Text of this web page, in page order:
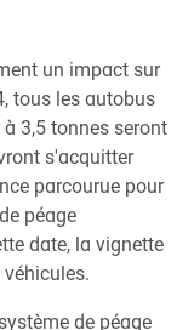
un impact sur
tous les autobus
3,5 tonnes seront
s'acquitter
parcourue pour
péage
date, la vignette
de péage